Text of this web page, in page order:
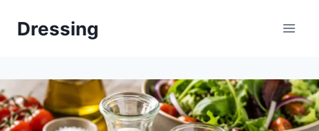
Dressing